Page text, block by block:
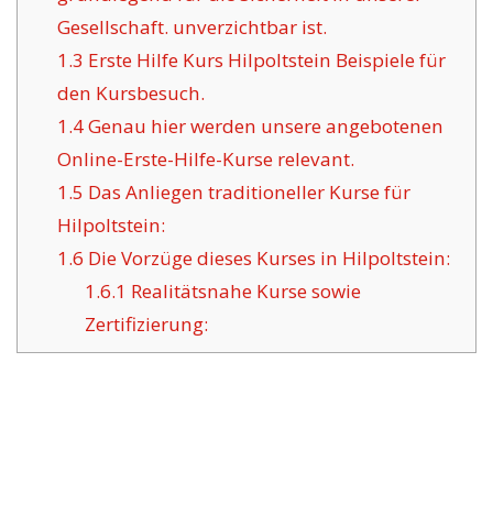
Gesellschaft. unverzichtbar ist.
1.3 Erste Hilfe Kurs Hilpoltstein Beispiele für
den Kursbesuch.
1.4Genau hier werden unsere angebotenen
Online-Erste-Hilfe-Kurse relevant.
1.5 Das Anliegen traditioneller Kurse für
Hilpoltstein:
1.6 Die Vorzüge dieses Kurses in Hilpoltstein:
1.6.1 Realitätsnahe Kurse sowie
Zertifizierung: